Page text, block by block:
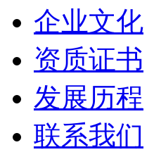
企业文化
资质证书
发展历程
联系我们